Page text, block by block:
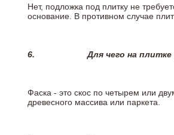
Нет, подложка под плитку не
основание. В противном случае
6.Для чего на плитке
Фаска - это скос по четырем или
древесного массива или паркета.